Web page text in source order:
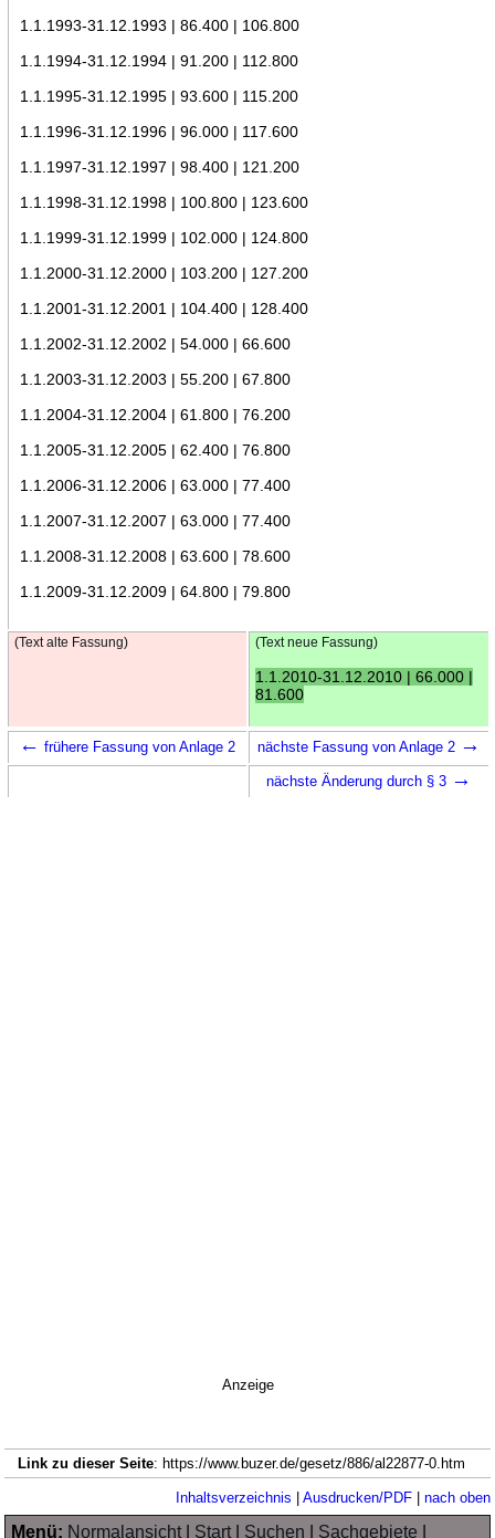
1.1.1993-31.12.1993 | 86.400 | 106.800
1.1.1994-31.12.1994 | 91.200 | 112.800
1.1.1995-31.12.1995 | 93.600 | 115.200
1.1.1996-31.12.1996 | 96.000 | 117.600
1.1.1997-31.12.1997 | 98.400 | 121.200
1.1.1998-31.12.1998 | 100.800 | 123.600
1.1.1999-31.12.1999 | 102.000 | 124.800
1.1.2000-31.12.2000 | 103.200 | 127.200
1.1.2001-31.12.2001 | 104.400 | 128.400
1.1.2002-31.12.2002 | 54.000 | 66.600
1.1.2003-31.12.2003 | 55.200 | 67.800
1.1.2004-31.12.2004 | 61.800 | 76.200
1.1.2005-31.12.2005 | 62.400 | 76.800
1.1.2006-31.12.2006 | 63.000 | 77.400
1.1.2007-31.12.2007 | 63.000 | 77.400
1.1.2008-31.12.2008 | 63.600 | 78.600
1.1.2009-31.12.2009 | 64.800 | 79.800
(Text alte Fassung) (Text neue Fassung)
1.1.2010-31.12.2010 | 66.000 |
81.600
← frühere Fassung von Anlage 2 nächste Fassung von Anlage 2 →
nächste Änderung durch § 3 →
Anzeige
Link zu dieser Seite: https://www.buzer.de/gesetz/886/al22877-0.htm
Inhaltsverzeichnis | Ausdrucken/PDF| nach oben
Menü: Normalansicht| Start| Suchen Sachgebiete